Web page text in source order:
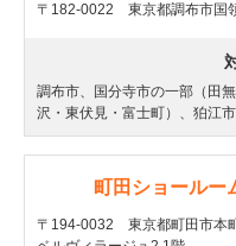
〒182-0022 東京都調布市国
調布市、国分寺市の一部（田
沢・東伏見・富士町）、狛江
町田ショールー
〒194-0032 東京都町田市本